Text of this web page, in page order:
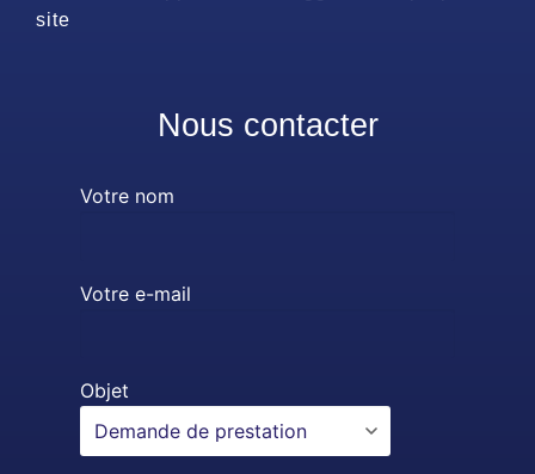
site
Nous contacter
Votre nom
Votre e-mail
Objet